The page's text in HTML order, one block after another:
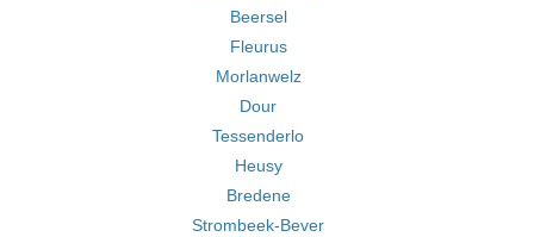
Beersel
Fleurus
Morlanwelz
Dour
Tessenderlo
Heusy
Bredene
Strombeek-Bever